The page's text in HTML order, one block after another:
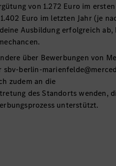
von 1.272 Euro im ersten
Euro im letzten Jahr (je
Ausbildung erfolgreich ab,
über Bewerbungen von
berlin-
zudem an die
des Standorts wenden,
unterstützt.